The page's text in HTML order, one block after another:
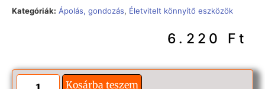
Kategóriák: Ápolás, gondozás, Életvitelt könnyítő eszközök
6.220 Ft
Kosárba teszem